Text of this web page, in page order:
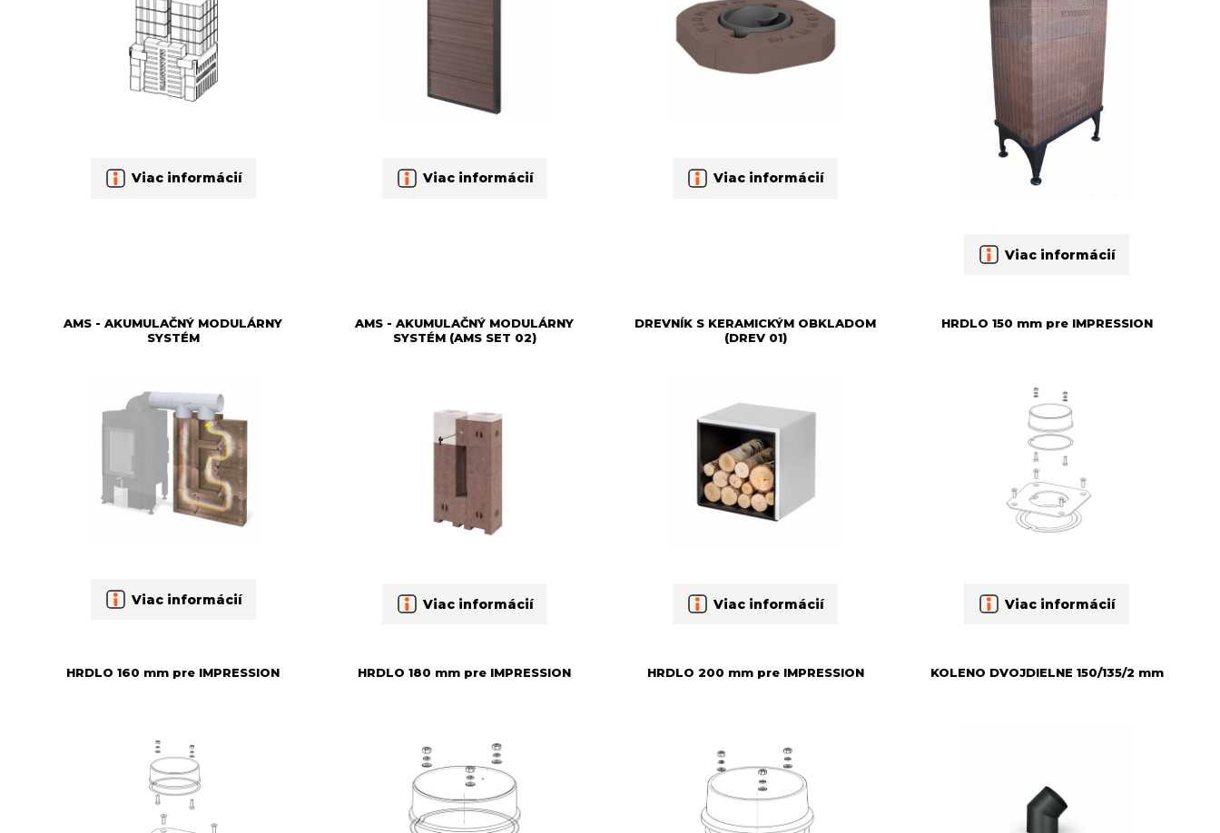
Viac informácií Viac informácií Viac informácií
Viac informácií
AMS - AKUMULAČNÝ MODULÁRNY
SYSTÉM
Viac informácií
AMS - AKUMULAČNÝ MODULÁRNY
SYSTÉM (AMS SET 02)
Viac informácií
DREVNÍK S KERAMICKÝM OBKLADOM
(DREV 01)
Viac informácií
HRDLO 150 mm pre IMPRESSION
Viac informácií
HRDLO 160 mm pre IMPRESSION HRDLO 180 mm pre IMPRESSION HRDLO 200 mm pre IMPRESSION KOLENO DVOJDIELNE 150/135/2 mm